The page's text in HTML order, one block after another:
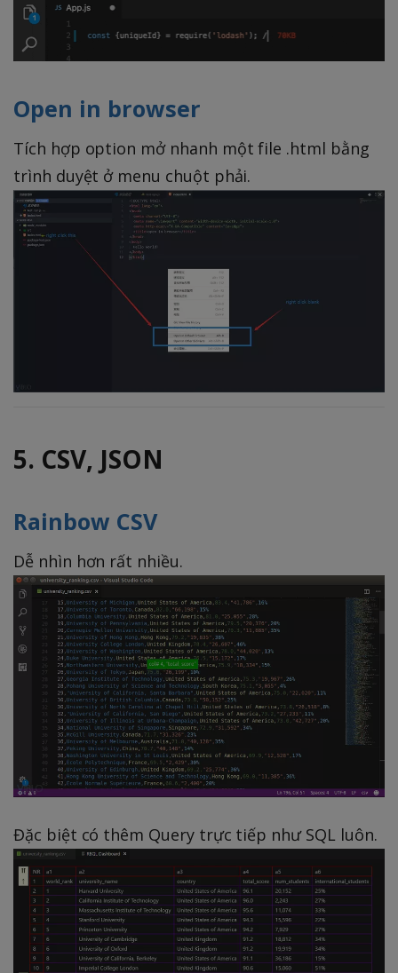
Open in browser
Tích hợp option mở nhanh một file .html bằng
trình duyệt ở menu chuột phải.
5. CSV, JSON
Rainbow CSV
Dễ nhìn hơn rất nhiều.
Đặc biệt có thêm Query trực tiếp như SQL luôn.